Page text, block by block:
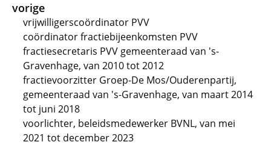
vorige
vrijwilligerscoördinator PVV
coördinator fractiebijeenkomsten PVV
fractiesecretaris PVV gemeenteraad van 's-
Gravenhage, van 2010 tot 2012
fractievoorzitter Groep-De Mos/Ouderenpartij,
gemeenteraad van 's-Gravenhage, van maart 2014
tot juni 2018
voorlichter, beleidsmedewerker BVNL, van mei
2021 tot december 2023